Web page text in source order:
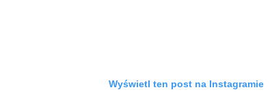
Wyświetl ten post na Instagramie